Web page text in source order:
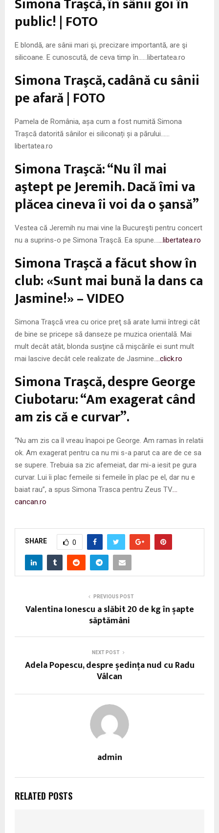
N
U
public! | FOTO
E blondă, are sânii mari şi, precizare importantă, are şi
silicoane. E cunoscută, de ceva timp în……libertatea.ro
Simona Traşcă, cadână cu sânii
pe afară | FOTO
Pamela de România, așa cum a fost numită Simona
Trașcă datorită sânilor ei siliconați și a părului……
libertatea.ro
Simona Traşcă: “Nu îl mai
aştept pe Jeremih. Dacă îmi va
plăcea cineva îi voi da o şansă”
Vestea că Jeremih nu mai vine la Bucureşti pentru concert
nu a suprins-o pe Simona Traşcă. Ea spune…
…libertatea.ro
Simona Traşcă a făcut show în
club: «Sunt mai bună la dans ca
Jasmine!» – VIDEO
Simona Traşcă vrea cu orice preţ să arate lumii întregi cât
de bine se pricepe să danseze pe muzica orientală. Mai
mult decât atât, blonda susţine că mişcările ei sunt mult
mai lascive decât cele realizate de Jasmine.
…click.ro
Simona Traşcă, despre George
Ciubotaru: “Am exagerat când
am zis că e curvar”.
“Nu am zis ca îl vreau înapoi pe George. Am ramas în relatii
ok. Am exagerat pentru ca nu mi s-a parut ca are de ce sa
se supere. Trebuia sa zic afemeiat, dar mi-a iesit pe gura
curvar. Lui îi plac femeile si femeile în plac pe el, dar nu e
baiat rau”, a spus Simona Trasca pentru Zeus TV.
cancan.ro
SHARE 0
PREVIOUS POST
Valentina Ionescu a slăbit 20 de kg în șapte
săptămâni
NEXT POST
Adela Popescu, despre ședința nud cu Radu
Vâlcan
admin
RELATED POSTS